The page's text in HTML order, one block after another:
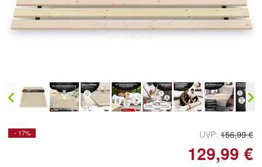
Doppelt antippen zum
vergrößern
- 17% UVP: 156,99 €
129,99 €